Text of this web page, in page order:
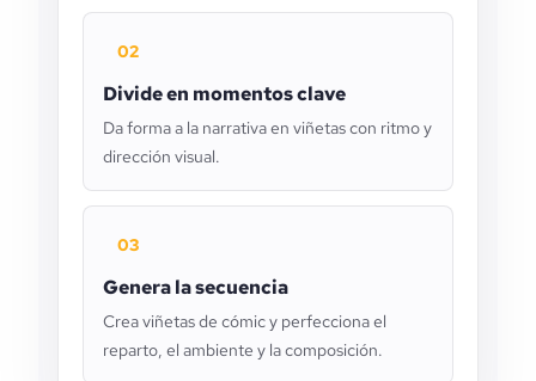
02
Divide en momentos clave
Da forma a la narrativa en viñetas con ritmo y
dirección visual.
03
Genera la secuencia
Crea viñetas de cómic y perfecciona el
reparto, el ambiente y la composición.